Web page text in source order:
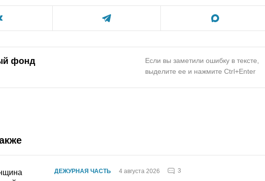
фонд
Если вы заметили ошибку в тексте,
выделите ее и нажмите Ctrl+Enter
ДЕЖУРНАЯ ЧАСТЬ 4 августа 2026 3